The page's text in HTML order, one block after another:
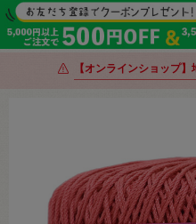
【オンラインショップ